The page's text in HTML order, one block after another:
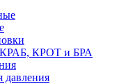
КРАБ, КРОТ и БРА
давления